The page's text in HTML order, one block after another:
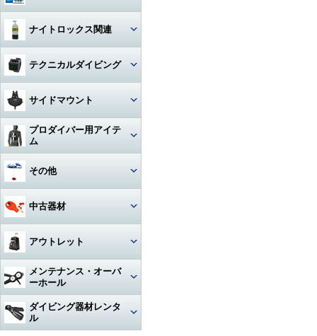
ハンガー
時計（ダイバーウォッチ）
ログブック
リール
フロート
ロープ
日焼け止め・クラゲ除け
冬用アクセサリー・暖かアイテ
ム
キーホルダー
耳栓・耳抜きアイテム
トラベルグッズ
水中遊び道具
ジャケット
パンツ
帽子
水着
サングラス
タオル
サンダル
アパレルその他
Oリング
ボンド
エアーガン
工具
ホース‐レギュレター
ホース‐BC
ホース‐ゲージ（高圧）
ホース‐ドライスーツ
ホース‐その他
洗浄用品
アダプター
図鑑
教材
その他
ナイトロックス関連
レギュレター
ゲージ
タンク
アクセサリー・その他
テクニカルダイビング
BC（プラダー・ウィング）
ダイブコンピューター
フィン
タンク関連
アクセサリー・その他
サイドマウント
レギュレター
アクセサリー・その他
プロダイバー用アイテ
ム
マスク・フィン
ウェットスーツ
ドライスーツ
フード
ウェイト
フーカー関連
水中通話装置
作業用道具
その他
激レアアイテム
タンク
タンク
移充填ホース
タンクアクセサリー・その他
簡易潜水器具・緊急浮上用セッ
水中スクーター
水中銃(スピアガン)・手モリ
中古器材
カメラ関連
ダイブコンピュータ
重器材
レギュレター
軽器材
アウトレット
重器材
軽器材
その他
メンテナンス・オーバ
ーホール
レギュレター（1st+2nd）オー
バーホール
ダイビング器材レンタ
ル